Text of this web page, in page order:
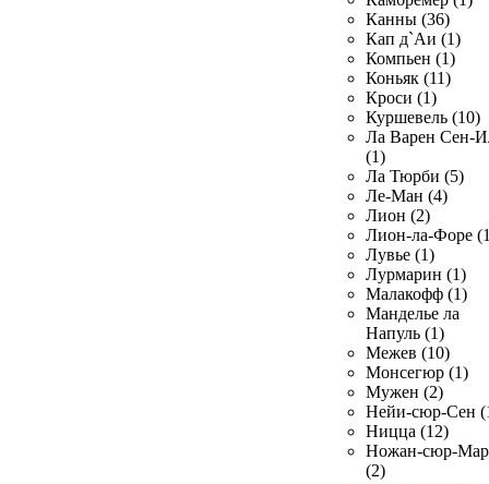
Канны (36)
Кап д`Аи (1)
Компьен (1)
Коньяк (11)
Кроси (1)
Куршевель (10)
Ла Варен Сен-
(1)
Ла Тюрби (5)
Ле-Ман (4)
Лион (2)
Лион-ла-Форе
Лувье (1)
Лурмарин (1)
Малакофф (1)
Манделье ла
Напуль (1)
Межев (10)
Монсегюр (1)
Мужен (2)
Нейи-сюр-Сен
Ницца (12)
Ножан-сюр-
(2)